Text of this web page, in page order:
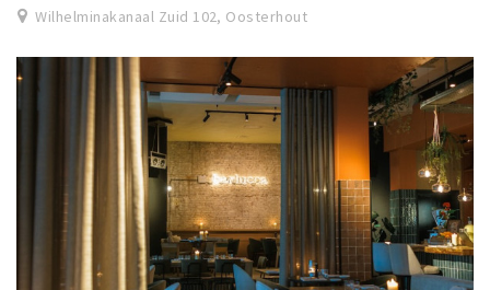
Wilhelminakanaal Zuid 102, Oosterhout